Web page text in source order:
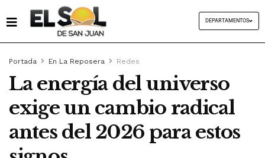
DEPARTAMENTOS
Portada En La Reposera Redes
La energía del universo
exige un cambio radical
antes del 2026 para estos